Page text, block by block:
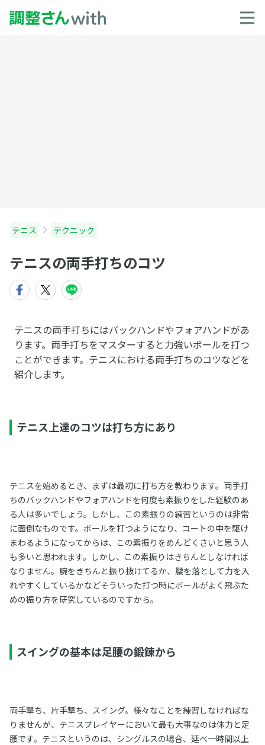
テニス テクニック
テニスの両手打ちのコツ
テニスの両手打ちにはバックハンドやフォアハンドがあ
ります。両手打ちをマスターすると力強いボールを打つ
ことができます。テニスにおける両手打ちのコツなどを
紹介します。
テニス上達のコツは打ち方にあり
テニスを始めるとき、まずは最初に打ち方を教わります。両手打
ちのバックハンドやフォアハンドを何度も素振りをした経験のあ
る人は多いでしょう。しかし、この素振りの練習というのは非常
に面倒なものです。ボールを打つようになり、コートの中を駆け
まわるようになってからは、この素振りをめんどくさいと思う人
も多いと思われます。しかし、この素振りはきちんとしなければ
なりません。腕をきちんと振り抜けてるか、腰を落として力を入
れやすくしているかなどそういった打つ時にボールがよく飛ぶた
めの振り方を研究しているのですから。
スイングの基本は足腰の鍛錬から
両手撃ち、片手撃ち、スイング。様々なことを練習しなければな
りませんが、テニスプレイヤーにおいて最も大事なのは体力と足
腰です。テニスというのは、シングルスの場合、延べ一時間以上